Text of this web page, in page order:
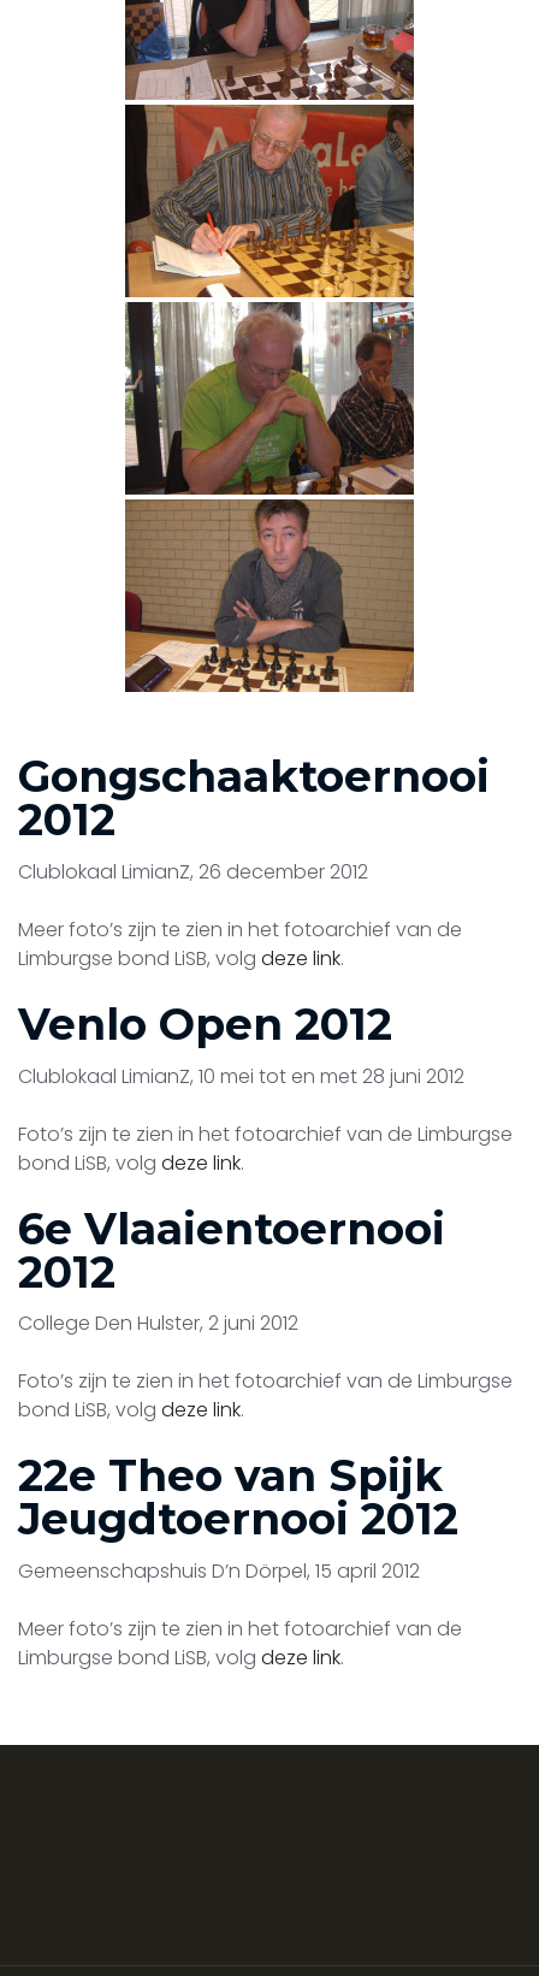
Gongschaaktoernooi
2012
Clublokaal LimianZ, 26 december 2012
Meer foto’s zijn te zien in het fotoarchief van de
Limburgse bond LiSB, volg deze link.
Venlo Open 2012
Clublokaal LimianZ, 10 mei tot en met 28 juni 2012
Foto’s zijn te zien in het fotoarchief van de Limburgse
bond LiSB, volg deze link.
6e Vlaaientoernooi
2012
College Den Hulster, 2 juni 2012
Foto’s zijn te zien in het fotoarchief van de Limburgse
bond LiSB, volg deze link.
22e Theo van Spijk
Jeugdtoernooi 2012
Gemeenschapshuis D’n Dörpel, 15 april 2012
Meer foto’s zijn te zien in het fotoarchief van de
Limburgse bond LiSB, volg deze link.